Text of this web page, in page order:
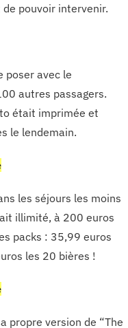
pouvoir intervenir.
poser avec le
autres passagers.
était imprimée et
le lendemain.
les séjours les moins
illimité, à 200 euros
packs : 35,99 euros
les 20 bières !
propre version de “The